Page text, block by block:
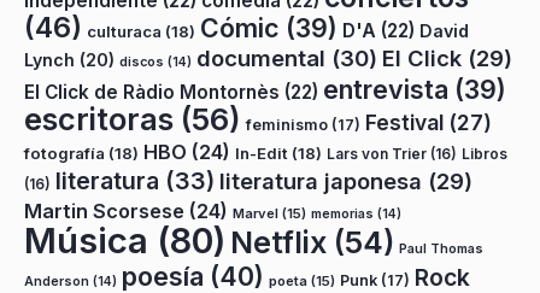
(46) culturaca (18) Cómic (39) D'A (22) David
Lynch (20) discos (14) documental (30) El Click (29)
El Click de Ràdio Montornès (22) entrevista (39)
escritoras (56) feminismo (17) Festival (27)
fotografía (18) HBO (24) In-Edit (18) Lars von Trier (16) Libros
(16) literatura (33) literatura japonesa (29)
Martin Scorsese (24) Marvel (15) memorias (14)
Música (80) Netflix (54) Paul Thomas
Anderson (14) poesía (40) poeta (15) Punk (17) Rock